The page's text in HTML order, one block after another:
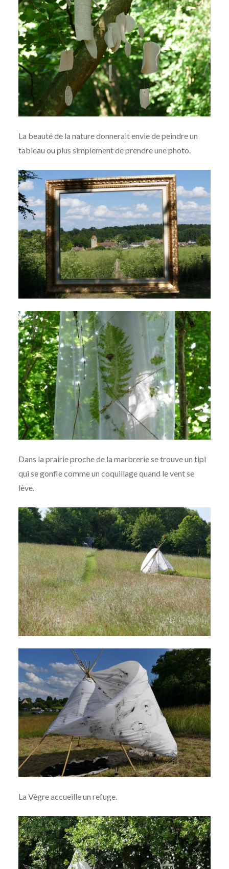
La beauté de la nature donnerait envie de peindre un
tableau ou plus simplement de prendre une photo.
Dans la prairie proche de la marbrerie se trouve un tipi
qui se gonfle comme un coquillage quand le vent se
lève.
La Vègre accueille un refuge.